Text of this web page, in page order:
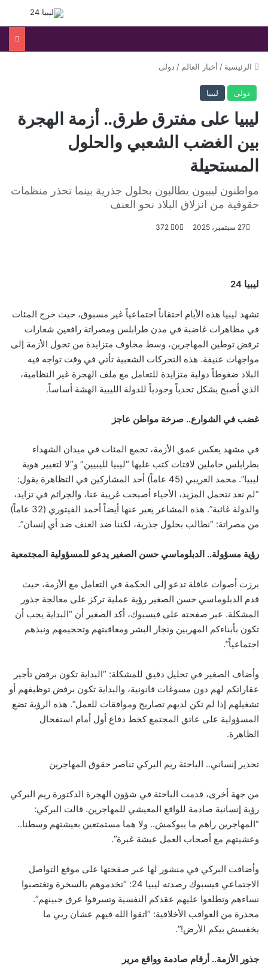
الرئيسية / أخبار العالم / دولى
دولى ليبيا
ليبيا على مفترق طرق.. أزمة الهجرة
بين الغضب الشعبي والحلول
المستحيلة
مواطنون ليبيون يطالبون بحلول جذرية بينما تحذر منظمات
حقوقية من انزلاق البلاد نحو العنف
27 سبتمبر، 2025 0
ليبيا 24
تشهد ليبيا هذه الأيام احتقاناً اجتماعياً غير مسبوق، حيث خرج المئات
في مظاهرات غاضبة في مدن طرابلس ومصراتة رافعين شعارات
ترفض توطين المهاجرين، وسط مخاوف متزايدة من تحول الأزمة إلى
مواجهات عنيفة. هذه التحركات الشعبية تأتي في وقت تواجه فيه
البلاد ضغوطاً دولية متزايدة للتعامل مع ملف الهجرة غير النظامية،
الذي أصبح يشكل تحدياً وجودياً للدولة الليبية الهشة أساساً.
غضب في الشوارع.. صرخة مواطن عاجز
في مشهد يعكس عمق الأزمة، تجمع المئات في ميدان الشهداء
بطرابلس حاملين لافتات كتب عليها “ليبيا لليبيين” و”لا لتغيير هوية
ليبيا”. محمد العريبي (45 عاماً) أحد المشاركين في التظاهرة يقول:
“لم نعد نتحمل المزيد، الأحياء أصبحت غريبة عنا، والجرائم في تزايد،
والدولة غائبة”. هذه المشاعر يعبر عنها أيضاً أحمد الفيتوري (32 عاماً)
من مصراتة: “نطالب بحلول جذرية، لكننا ضد العنف ضد أي إنسان”.
رؤية مسؤولة.. الدبلوماسي حسن الصغير يدعو للمسؤولية المجتمعية
برزت أصوات عاقلة تدعو إلى الحكمة في التعامل مع الأزمة، حيث
قدم الدبلوماسي حسن الصغير رؤية عملية تركز على معالجة جذور
المشكلة. عبر صفحته على فيسبوك، أكد الصغير أن “البداية يجب أن
تكون بأبناءكم المهربين وتجار البشر ومعاقبتهم وتحجيمهم ونبذهم
اجتماعياً”.
وأضاف الصغير في تحليل دقيق للمشكلة: “البداية تكون برفض تأجير
عقاراتكم لهم دون مسوغات قانونية، والبداية تكون برفض توظيفهم أو
تشغيلهم إذا لم تكن لديهم تصاريح وموافقات للعمل”. هذه الرؤية تضع
المسؤولية على عاتق المجتمع كخط دفاع أول أمام استفحال
الظاهرة.
تحذير إنساني.. الباحثة ريم البركي تناصر حقوق المهاجرين
من جهة أخرى، قدمت الباحثة في شؤون الهجرة الدكتورة ريم البركي
رؤية إنسانية صادمة للواقع المعيشي للمهاجرين. قالت البركي:
“المهاجرين راهم ما يبوكمش.. ولا هما مستمتعين بعيشتهم وسطنا..
وعشيتهم مع أصحاب العمل عيشة غبرة”.
وأضافت البركي في منشور لها عبر صفحتها على موقع التواصل
الاجتماعي فيسبوك رصدته ليبيا 24: “تخدموهم بالسخرة وتغتصبوا
نساءهم وتطلعوا عليهم عقدكم النفسية وتسرقوا عرق جبينهم”.
محذرة من العواقب الأخلاقية: “اتقوا الله فيهم عشان ربي ما
يخفسش بيكم الأرض!”.
جذور الأزمة.. أرقام صادمة وواقع مرير